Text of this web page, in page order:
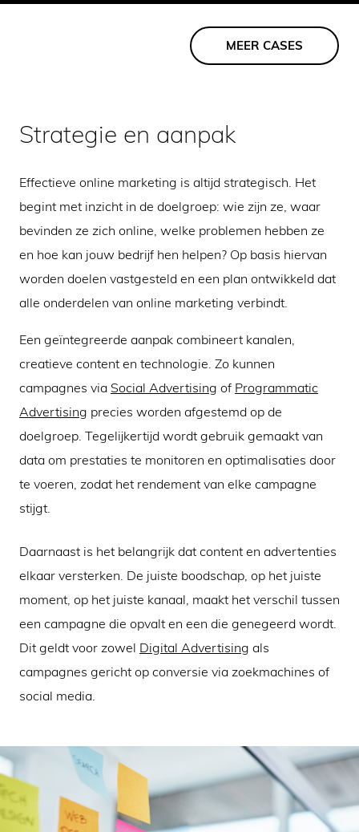
MEER CASES
Strategie en aanpak
Effectieve online marketing is altijd strategisch. Het
begint met inzicht in de doelgroep: wie zijn ze, waar
bevinden ze zich online, welke problemen hebben ze
en hoe kan jouw bedrijf hen helpen? Op basis hiervan
worden doelen vastgesteld en een plan ontwikkeld dat
alle onderdelen van online marketing verbindt.
Een geïntegreerde aanpak combineert kanalen,
creatieve content en technologie. Zo kunnen
campagnes via Social Advertising of Programmatic
Advertising precies worden afgestemd op de
doelgroep. Tegelijkertijd wordt gebruik gemaakt van
data om prestaties te monitoren en optimalisaties door
te voeren, zodat het rendement van elke campagne
stijgt.
Daarnaast is het belangrijk dat content en advertenties
elkaar versterken. De juiste boodschap, op het juiste
moment, op het juiste kanaal, maakt het verschil tussen
een campagne die opvalt en een die genegeerd wordt.
Dit geldt voor zowel Digital Advertising als
campagnes gericht op conversie via zoekmachines of
social media.